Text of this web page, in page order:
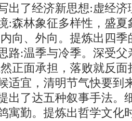
出了经济新思想:虚经
:森林象征多样性，盛
向、外向。提炼出四
路:温季与冷季。深受
正面承担，落败就反
适宜，清明节气快要到
出了达五种叙事手法。
寓勤。提炼出哲学文化